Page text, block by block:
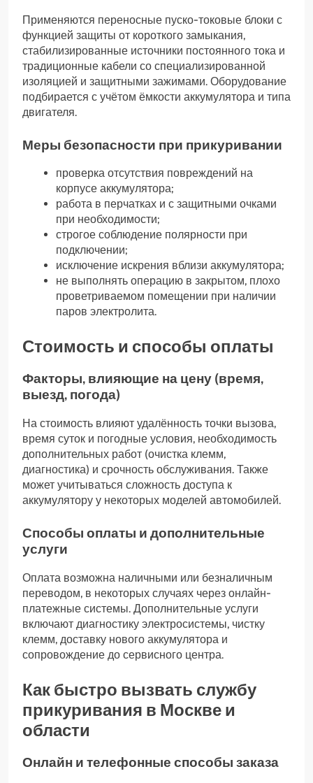
Применяются переносные пуско-токовые блоки с
функцией защиты от короткого замыкания,
стабилизированные источники постоянного тока и
традиционные кабели со специализированной
изоляцией и защитными зажимами. Оборудование
подбирается с учётом ёмкости аккумулятора и типа
двигателя.
Меры безопасности при прикуривании
проверка отсутствия повреждений на
корпусе аккумулятора;
работа в перчатках и с защитными очками
при необходимости;
строгое соблюдение полярности при
подключении;
исключение искрения вблизи аккумулятора;
не выполнять операцию в закрытом, плохо
проветриваемом помещении при наличии
паров электролита.
Стоимость и способы оплаты
Факторы, влияющие на цену (время,
выезд, погода)
На стоимость влияют удалённость точки вызова,
время суток и погодные условия, необходимость
дополнительных работ (очистка клемм,
диагностика) и срочность обслуживания. Также
может учитываться сложность доступа к
аккумулятору у некоторых моделей автомобилей.
Способы оплаты и дополнительные
услуги
Оплата возможна наличными или безналичным
переводом, в некоторых случаях через онлайн-
платежные системы. Дополнительные услуги
включают диагностику электросистемы, чистку
клемм, доставку нового аккумулятора и
сопровождение до сервисного центра.
Как быстро вызвать службу
прикуривания в Москве и
области
Онлайн и телефонные способы заказа